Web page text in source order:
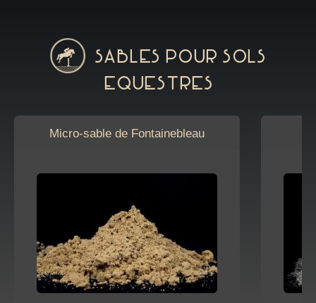
Sables pour sols
equestres
Micro-sable de Fontainebleau